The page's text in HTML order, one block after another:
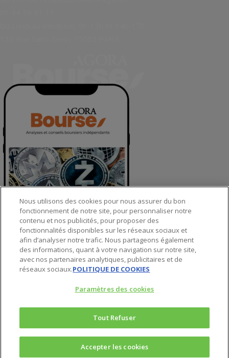
© 2025 Agora Bourse
twitter
facebook
Nous utilisons des cookies pour nous assurer du bon
fonctionnement de notre site, pour personnaliser notre
contenu et nos publicités, pour proposer des
fonctionnalités disponibles sur les réseaux sociaux et
afin d’analyser notre trafic. Nous partageons également
des informations, quant à votre navigation sur notre site,
avec nos partenaires analytiques, publicitaires et de
réseaux sociaux.POLITIQUE DE COOKIES
Paramètres des cookies
Tout Refuser
Accepter les cookies